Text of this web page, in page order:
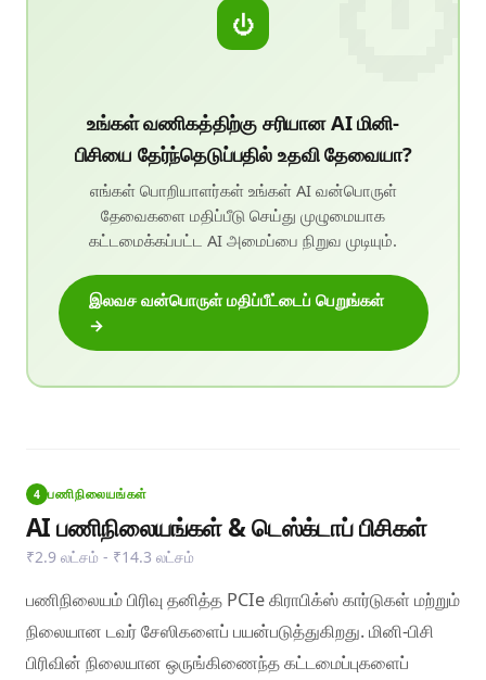
⏻
உங்கள் வணிகத்திற்கு சரியான AI மினி-
பிசியை தேர்ந்தெடுப்பதில் உதவி தேவையா?
எங்கள் பொறியாளர்கள் உங்கள் AI வன்பொருள்
தேவைகளை மதிப்பீடு செய்து முழுமையாக
கட்டமைக்கப்பட்ட AI அமைப்பை நிறுவ முடியும்.
இலவச வன்பொருள் மதிப்பீட்டைப் பெறுங்கள்
→
4 பணிநிலையங்கள்
AI பணிநிலையங்கள் & டெஸ்க்டாப் பிசிகள்
₹2.9 லட்சம் - ₹14.3 லட்சம்
பணிநிலையம் பிரிவு தனித்த PCIe கிராபிக்ஸ் கார்டுகள் மற்றும்
நிலையான டவர் சேஸிகளைப் பயன்படுத்துகிறது. மினி-பிசி
பிரிவின் நிலையான ஒருங்கிணைந்த கட்டமைப்புகளைப்